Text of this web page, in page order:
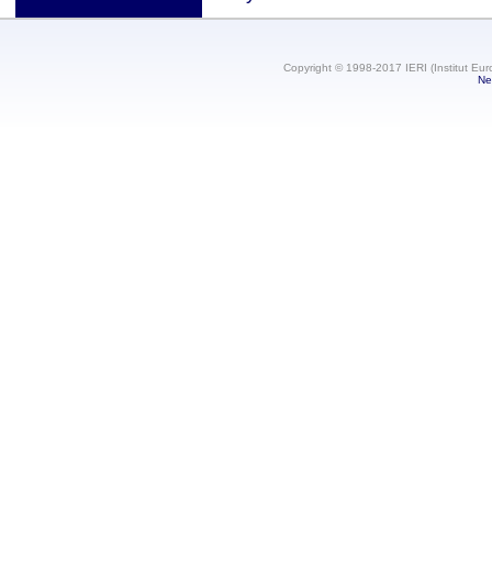
Copyright © 1998-2017 IERI (Institut